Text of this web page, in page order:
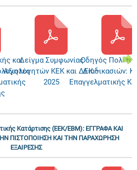
καιΔείγμα Συμφωνίας
Αξιολογητών ΚΕΚ και ΔΕΚ –
2025
Οδηγός
Διαδικασιών:
Επαγγελματικής
Κατάρτισης (ΕΕΚ/ΕΒΜ): ΕΓΓΡΑΦΑ ΚΑΙ
ΠΙΣΤΟΠΟΙΗΣΗ ΚΑΙ ΤΗΝ ΠΑΡΑΧΩΡΗΣΗ
ΕΞΑΙΡΕΣΗΣ